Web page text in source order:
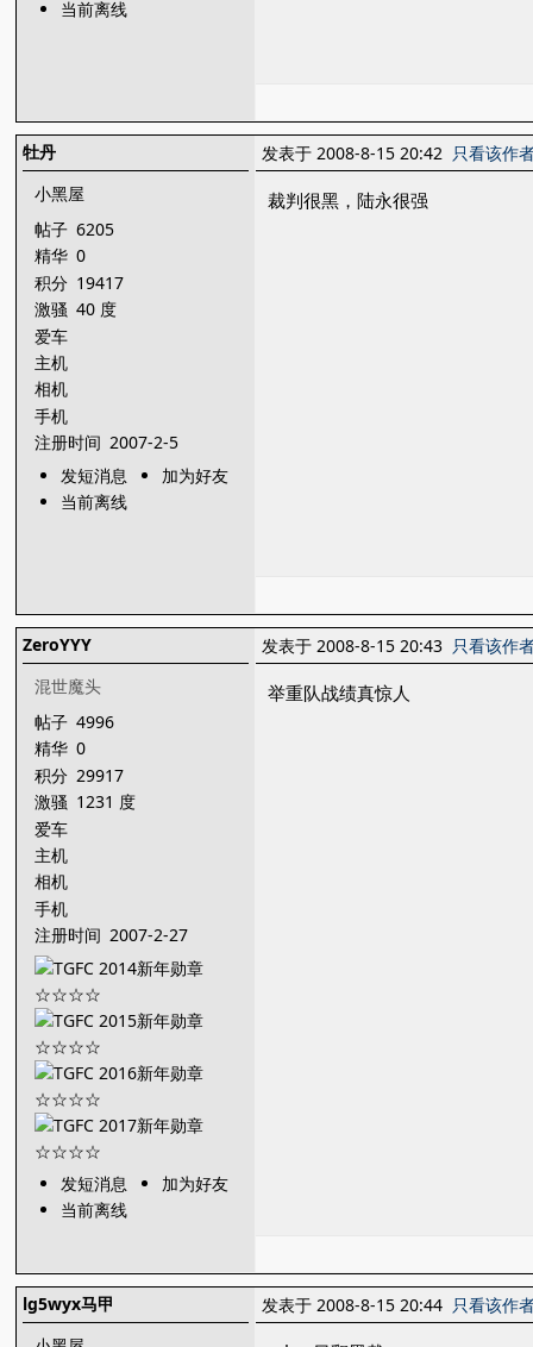
当前离线
牡丹
小黑屋
帖子 6205
精华 0
积分 19417
激骚 40 度
爱车
主机
相机
手机
注册时间 2007-2-5
发短消息
加为好友
当前离线
发表于 2008-8-15 20:42 只看该作
裁判很黑，陆永很强
ZeroYYY
混世魔头
帖子 4996
精华 0
积分 29917
激骚 1231 度
爱车
主机
相机
手机
注册时间 2007-2-27
发短消息
加为好友
当前离线
发表于 2008-8-15 20:43 只看该作
举重队战绩真惊人
lg5wyx马甲
发表于 2008-8-15 20:44 只看该作